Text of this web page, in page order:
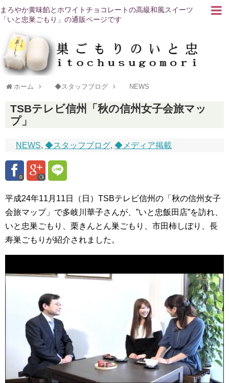
まろやか黄味餡とホワイトチョコレートの高級和風スイーツ
「いと忠巣ごもり」の通販ページです
ホーム ◆スタッフブログ NEWS
TSBテレビ信州「秋の信州女子会旅マッ
プ」
NEWS, ◆スタッフブログ, ◆メディア掲載
0
平成24年11月11日（日）TSBテレビ信州の「秋の信州女子
会旅マップ」で多岐川華子さんが、”いと忠飯田店”を訪れ、
いと忠巣ごもり、栗きんとん巣ごもり、市田柿しぼり、長
寿巣ごもりが紹介されました。